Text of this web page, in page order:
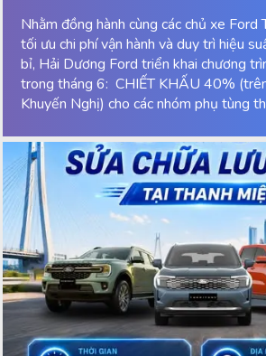
Nhằm đồng hành cùng các chủ xe Ford
tối ưu chi phí vận hành và duy trì hiệu
bỉ, Hải Dương Ford triển khai chương
trong tháng 6: CHIẾT KHẤU 40%
Khuyến Nghị) cho các nhóm phụ tùng